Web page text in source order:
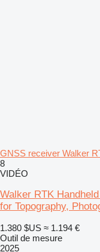
GNSS receiver Walker
8
VIDÉO
Walker RTK
for Topography,
1.380 $US ≈ 1.194 €
Outil de mesure
2025